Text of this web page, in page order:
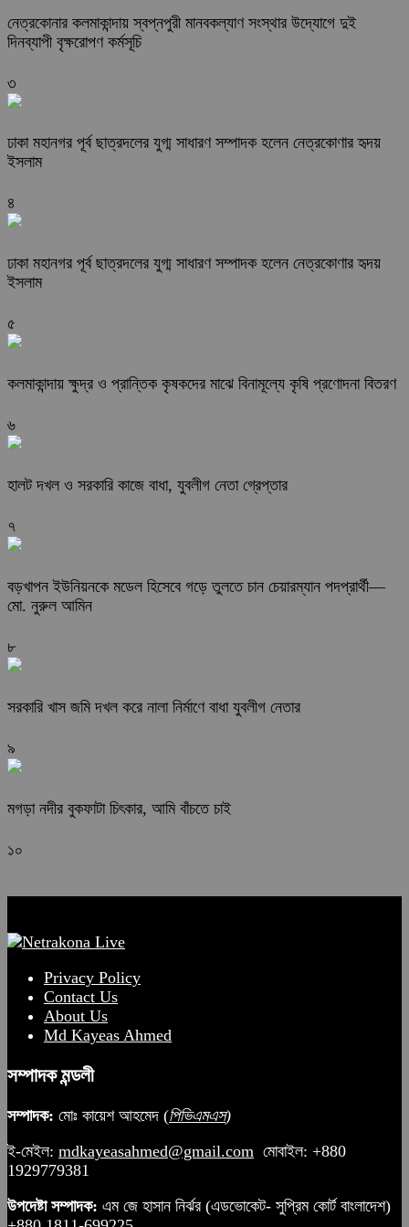
নেত্রকোনার কলমাকান্দায় স্বপ্নপুরী মানবকল্যাণ সংস্থার উদ্যোগে দুই
দিনব্যাপী বৃক্ষরোপণ কর্মসূচি
৩
ঢাকা মহানগর পূর্ব ছাত্রদলের যুগ্ম সাধারণ সম্পাদক হলেন নেত্রকোণার হৃদয়
ইসলাম
৪
ঢাকা মহানগর পূর্ব ছাত্রদলের যুগ্ম সাধারণ সম্পাদক হলেন নেত্রকোণার হৃদয়
ইসলাম
৫
কলমাকান্দায় ক্ষুদ্র ও প্রান্তিক কৃষকদের মাঝে বিনামূল্যে কৃষি প্রণোদনা বিতরণ
৬
হালট দখল ও সরকারি কাজে বাধা, যুবলীগ নেতা গ্রেপ্তার
৭
বড়খাপন ইউনিয়নকে মডেল হিসেবে গড়ে তুলতে চান চেয়ারম্যান পদপ্রার্থী—
মো. নুরুল আমিন
৮
সরকারি খাস জমি দখল করে নালা নির্মাণে বাধা যুবলীগ নেতার
৯
মগড়া নদীর বুকফাটা চিৎকার, আমি বাঁচতে চাই
১০
Privacy Policy
Contact Us
About Us
Md Kayeas Ahmed
সম্পাদক মন্ডলী
সম্পাদক: মোঃ কায়েশ আহমেদ (পিভিএমএস)
ই-মেইল: mdkayeasahmed@gmail.com মোবাইল: +880
1929779381
উপদেষ্টা সম্পাদক: এম জে হাসান নির্ঝর (এডভোকেট- সুপ্রিম কোর্ট বাংলাদেশ)